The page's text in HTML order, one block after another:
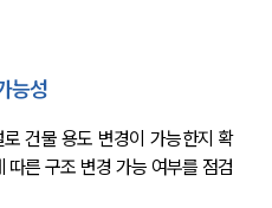
능성
건물 용도 변경이 가능한지 확
른 구조 변경 가능 여부를 점검